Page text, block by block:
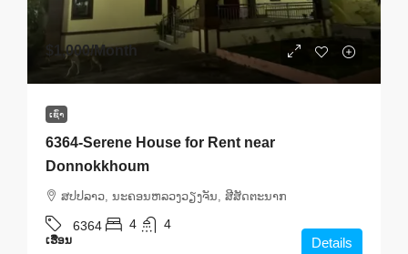
$1,000/Month
ເຊົ່າ
6364-Serene House for Rent near
Donnokkhoum
ສ​ປ​ປ​ລາວ, ນະຄອນຫລວງວຽງຈັນ, ສີສັດຕະນາກ
6364 4 4
ເຮືອນ Details